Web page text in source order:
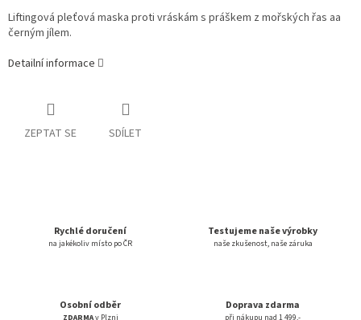
Liftingová pleťová maska proti vráskám s práškem z mořských řas aa
černým jílem.
Detailní informace
ZEPTAT SE SDÍLET
Rychlé doručení
na jakékoliv místo po ČR
Testujeme naše výrobky
naše zkušenost, naše záruka
Osobní odběr
ZDARMAv Plzni
Doprava zdarma
při nákupu nad 1 499,-